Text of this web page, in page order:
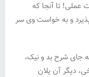
عملی! تا آنجا که
و به خواست وی سر
جای شرح بد و نیک،
دیگر آن یلان